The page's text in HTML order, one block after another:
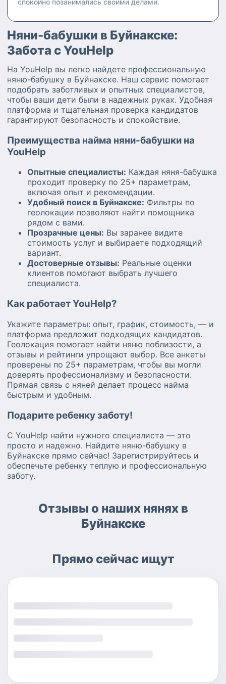
спокойно позанимались своими делами.
Няни-бабушки в Буйнакске:
Забота с YouHelp
На YouHelp вы легко найдете профессиональную
няню-бабушку в Буйнакске. Наш сервис помогает
подобрать заботливых и опытных специалистов,
чтобы ваши дети были в надежных руках. Удобная
платформа и тщательная проверка кандидатов
гарантируют безопасность и спокойствие.
Преимущества найма няни-бабушки на
YouHelp
Опытные специалисты: Каждая няня-бабушка
проходит проверку по 25+ параметрам,
включая опыт и рекомендации.
Удобный поиск в Буйнакске: Фильтры по
геолокации позволяют найти помощника
рядом с вами.
Прозрачные цены: Вы заранее видите
стоимость услуг и выбираете подходящий
вариант.
Достоверные отзывы: Реальные оценки
клиентов помогают выбрать лучшего
специалиста.
Как работает YouHelp?
Укажите параметры: опыт, график, стоимость, — и
платформа предложит подходящих кандидатов.
Геолокация помогает найти няню поблизости, а
отзывы и рейтинги упрощают выбор. Все анкеты
проверены по 25+ параметрам, чтобы вы могли
доверять профессионализму и безопасности.
Прямая связь с няней делает процесс найма
быстрым и удобным.
Подарите ребенку заботу!
С YouHelp найти нужного специалиста — это
просто и надежно. Найдите няню-бабушку в
Буйнакске прямо сейчас! Зарегистрируйтесь и
обеспечьте ребенку теплую и профессиональную
заботу.
Отзывы о наших нянях в
Буйнакске
Прямо сейчас ищут